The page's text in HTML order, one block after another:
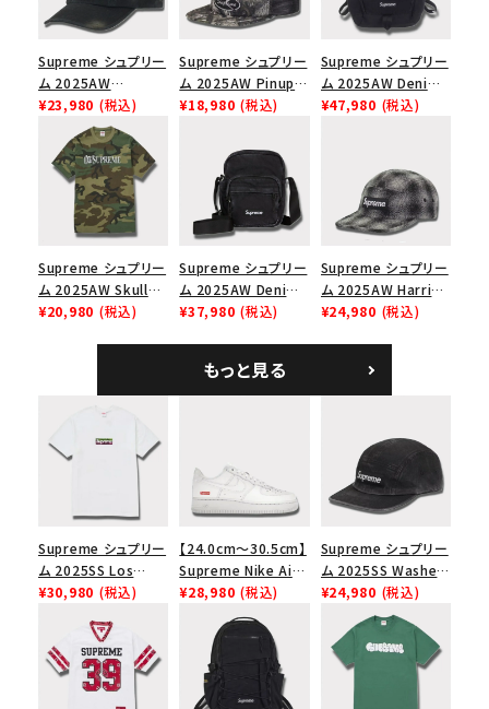
Supreme シュプリー
ム 2025AW
Overdyed Camp
Cap オーバーダイド
キャンプキャップ ブ
ラック
¥23,980 (税込)
Supreme シュプリー
ム 2025AW Pinup
Mesh Back 5-Panel
ュバック 5パネルキャ
ップ トゥルーティン
バーHTC フォールカ
¥18,980 (税込)
Supreme シュプリー
ム 2025AW Denim
Backpack デニム バ
¥47,980 (税込)
Supreme シュプリー
ム 2025AW Skull
Tee スカル Tシャ
¥20,980 (税込)
Supreme シュプリー
ム 2025AW Denim
Shoulder Bag デニ
¥37,980 (税込)
Supreme シュプリー
ム 2025AW Harris
Tweed Camp Cap
¥24,980 (税込)
もっと見る
Supreme シュプリー
ム 2025SS Los
Angeles Fire Relief
イヤーリリーフボック
スロゴTシャツ ホワ
イト 白
¥30,980 (税込)
【24.0cm～30.5cm】
Supreme Nike Air
Force 1 Low シュプ
リーム ナイキエアフォ
ース１スニーカー シ
ューズ ホワイト
¥28,980 (税込)
Supreme シュプリー
ム 2025SS Washed
Chino Twill Camp
Cap ウォッシュチノツ
イルキャンプキャップ
ブラック 黒
¥24,980 (税込)